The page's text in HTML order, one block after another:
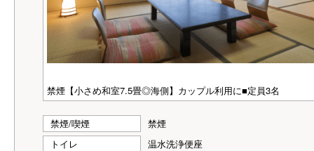
禁煙【小さめ和室7.5畳◎海側】カップル利用に■定員3名
禁煙/喫煙
禁煙
トイレ
温水洗浄便座